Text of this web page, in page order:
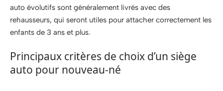
auto évolutifs sont généralement livrés avec des
rehausseurs, qui seront utiles pour attacher correctement les
enfants de 3 ans et plus.
Principaux critères de choix d’un siège
auto pour nouveau-né